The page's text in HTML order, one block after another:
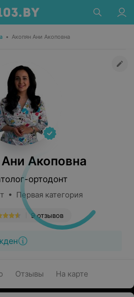
• Акопян Ани Акоповна
Акоповна
ортодонт
• Первая категория
9 отзывов
Отзывы На карте